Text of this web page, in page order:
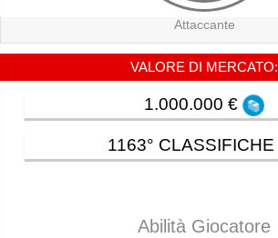
Attaccante
VALORE DI MERCATO:
1.000.000 €
1163° CLASSIFICHE
Abilità Giocatore